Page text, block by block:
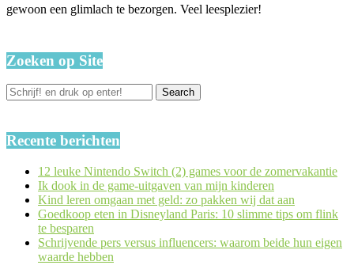
gewoon een glimlach te bezorgen. Veel leesplezier!
Zoeken op Site
Recente berichten
12 leuke Nintendo Switch (2) games voor de zomervakantie
Ik dook in de game-uitgaven van mijn kinderen
Kind leren omgaan met geld: zo pakken wij dat aan
Goedkoop eten in Disneyland Paris: 10 slimme tips om flink
te besparen
Schrijvende pers versus influencers: waarom beide hun eigen
waarde hebben